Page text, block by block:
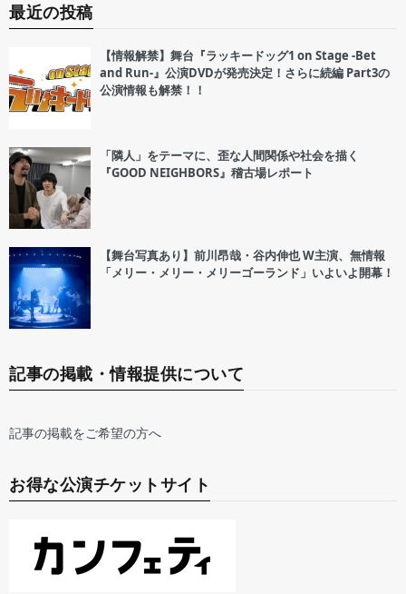
最近の投稿
【情報解禁】舞台『ラッキードッグ1 on Stage -Bet
and Run-』公演DVDが発売決定！さらに続編 Part3の
公演情報も解禁！！
「隣人」をテーマに、歪な人間関係や社会を描く
『GOOD NEIGHBORS』稽古場レポート
【舞台写真あり】前川昂哉・谷内伸也 W主演、無情報
「メリー・メリー・メリーゴーランド」いよいよ開幕！
記事の掲載・情報提供について
記事の掲載をご希望の方へ
お得な公演チケットサイト